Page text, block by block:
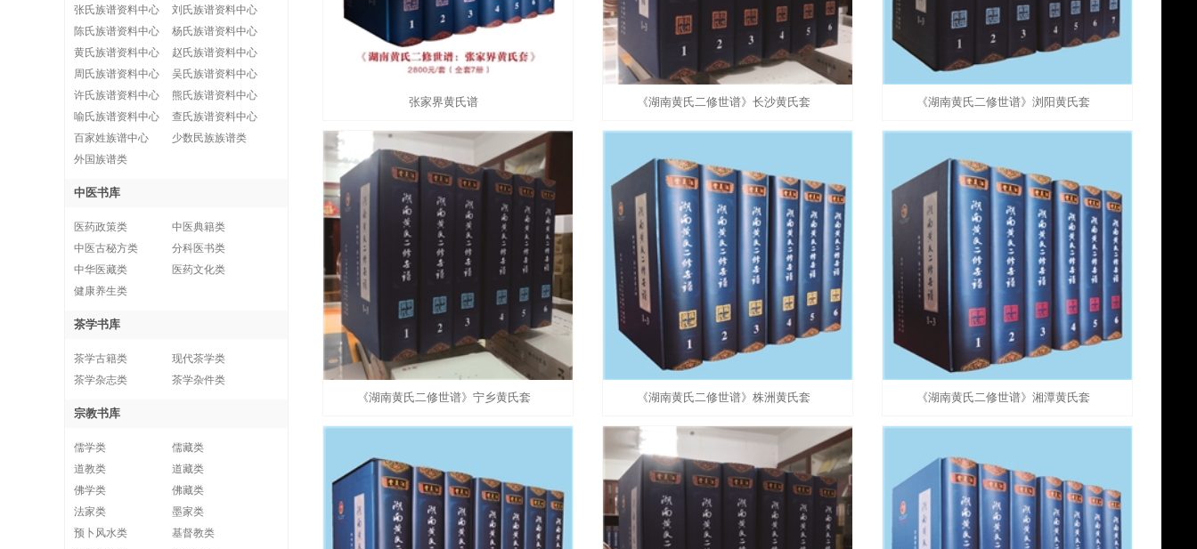
张家界黄氏谱 《湖南黄氏二修世谱》长沙黄氏套 《湖南黄氏二修世谱》浏阳黄氏套
《湖南黄氏二修世谱》宁乡黄氏套 《湖南黄氏二修世谱》株洲黄氏套 《湖南黄氏二修世谱》湘潭黄氏套
张氏族谱资料中心
刘氏族谱资料中心
陈氏族谱资料中心
杨氏族谱资料中心
黄氏族谱资料中心
赵氏族谱资料中心
周氏族谱资料中心
吴氏族谱资料中心
许氏族谱资料中心
熊氏族谱资料中心
喻氏族谱资料中心
查氏族谱资料中心
百家姓族谱中心
少数民族族谱类
外国族谱类
中医书库
医药政策类
中医典籍类
中医古秘方类
分科医书类
中华医藏类
医药文化类
健康养生类
茶学书库
茶学古籍类
现代茶学类
茶学杂志类
茶学杂件类
宗教书库
儒学类
儒藏类
道教类
道藏类
佛学类
佛藏类
法家类
墨家类
预卜风水类
基督教类